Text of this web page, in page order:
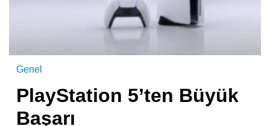
Genel
PlayStation 5’ten Büyük
Başarı